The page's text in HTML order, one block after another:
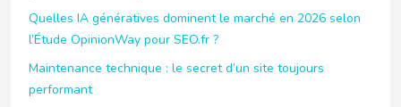
Quelles IA génératives dominent le marché en 2026 selon
l’Étude OpinionWay pour SEO.fr ?
Maintenance technique : le secret d’un site toujours
performant